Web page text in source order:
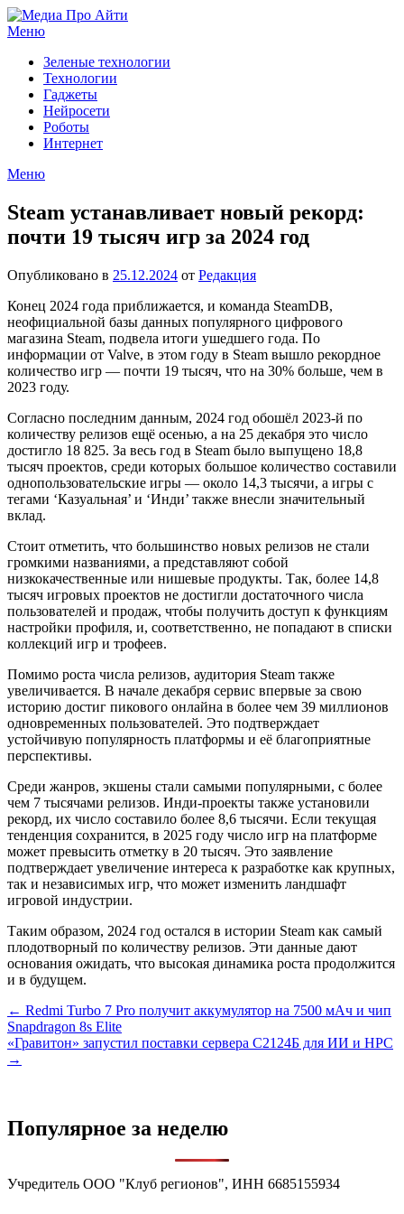
Перейти
к
Меню
Зеленые технологии
Технологии
Гаджеты
Нейросети
Роботы
Интернет
Меню
Steam устанавливает новый рекорд:
почти 19 тысяч игр за 2024 год
Опубликовано в 25.12.2024 от Редакция
Конец 2024 года приближается, и команда SteamDB,
неофициальной базы данных популярного цифрового
магазина Steam, подвела итоги ушедшего года. По
информации от Valve, в этом году в Steam вышло рекордное
количество игр — почти 19 тысяч, что на 30% больше, чем в
2023 году.
Согласно последним данным, 2024 год обошёл 2023-й по
количеству релизов ещё осенью, а на 25 декабря это число
достигло 18 825. За весь год в Steam было выпущено 18,8
тысяч проектов, среди которых большое количество составили
однопользовательские игры — около 14,3 тысячи, а игры с
тегами ‘Казуальная’ и ‘Инди’ также внесли значительный
вклад.
Стоит отметить, что большинство новых релизов не стали
громкими названиями, а представляют собой
низкокачественные или нишевые продукты. Так, более 14,8
тысяч игровых проектов не достигли достаточного числа
пользователей и продаж, чтобы получить доступ к функциям
настройки профиля, и, соответственно, не попадают в списки
коллекций игр и трофеев.
Помимо роста числа релизов, аудитория Steam также
увеличивается. В начале декабря сервис впервые за свою
историю достиг пикового онлайна в более чем 39 миллионов
одновременных пользователей. Это подтверждает
устойчивую популярность платформы и её благоприятные
перспективы.
Среди жанров, экшены стали самыми популярными, с более
чем 7 тысячами релизов. Инди-проекты также установили
рекорд, их число составило более 8,6 тысячи. Если текущая
тенденция сохранится, в 2025 году число игр на платформе
может превысить отметку в 20 тысяч. Это заявление
подтверждает увеличение интереса к разработке как крупных,
так и независимых игр, что может изменить ландшафт
игровой индустрии.
Таким образом, 2024 год остался в истории Steam как самый
плодотворный по количеству релизов. Эти данные дают
основания ожидать, что высокая динамика роста продолжится
и в будущем.
Навигация
по
записям
← Redmi Turbo 7 Pro получит аккумулятор на 7500 мАч и чип
Snapdragon 8s Elite
«Гравитон» запустил поставки сервера С2124Б для ИИ и HPC
→
Популярное за неделю
Учредитель ООО "Клуб регионов", ИНН 6685155934